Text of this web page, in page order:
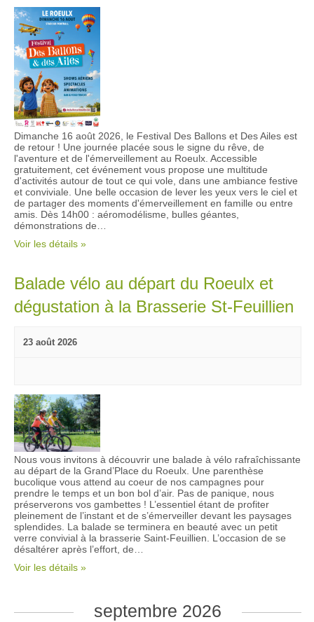
a
v
i
g
a
t
i
o
n
d
e
v
u
s
É
è
m
e
n
t
s
è
n
e
m
e
n
t
s
n
e
m
e
n
Dimanche 16 août 2026, le Festival Des Ballons et Des Ailes est
de retour ! Une journée placée sous le signe du rêve, de
l'aventure et de l'émerveillement au Roeulx. Accessible
gratuitement, cet événement vous propose une multitude
d'activités autour de tout ce qui vole, dans une ambiance festive
et conviviale. Une belle occasion de lever les yeux vers le ciel et
de partager des moments d'émerveillement en famille ou entre
amis. Dès 14h00 : aéromodélisme, bulles géantes,
démonstrations de…
Voir les détails »
Balade vélo au départ du Roeulx et
dégustation à la Brasserie St-Feuillien
23 août 2026
Nous vous invitons à découvrir une balade à vélo rafraîchissante
au départ de la Grand’Place du Roeulx. Une parenthèse
bucolique vous attend au coeur de nos campagnes pour
prendre le temps et un bon bol d’air. Pas de panique, nous
préserverons vos gambettes ! L’essentiel étant de profiter
pleinement de l’instant et de s’émerveiller devant les paysages
splendides. La balade se terminera en beauté avec un petit
verre convivial à la brasserie Saint-Feuillien. L’occasion de se
désaltérer après l’effort, de…
Voir les détails »
septembre 2026